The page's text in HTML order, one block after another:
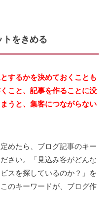
をきめる
するかを決めておくことも
こと、記事を作ることに没
うと、集客につながらない
めたら、ブログ記事のキー
さい。「見込み客がどんな
スを探しているのか？」を
のキーワードが、ブログ作